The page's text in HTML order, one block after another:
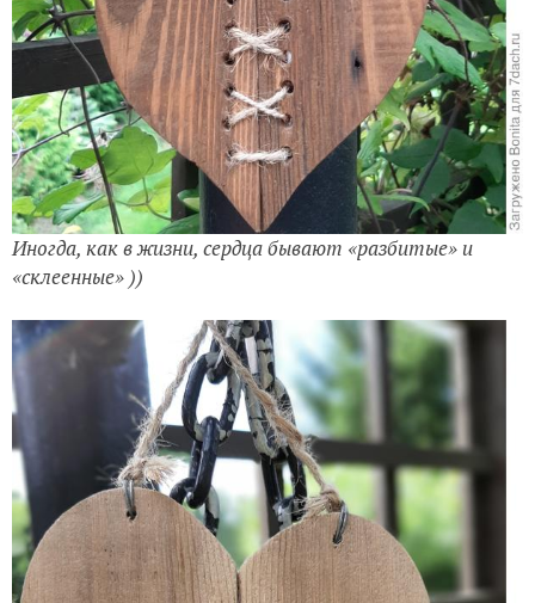
Иногда, как в жизни, сердца бывают «разбитые» и
«склеенные» ))